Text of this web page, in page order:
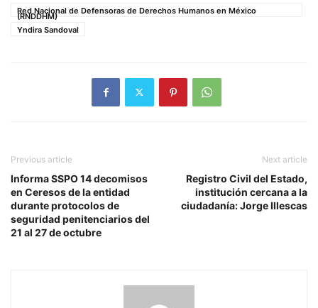
Red Nacional de Defensoras de Derechos Humanos en México
(RNDDHM)
Yndira Sandoval
Previous article
Informa SSPO 14 decomisos
en Ceresos de la entidad
durante protocolos de
seguridad penitenciarios del
21 al 27 de octubre
Next article
Registro Civil del Estado,
institución cercana a la
ciudadanía: Jorge Illescas